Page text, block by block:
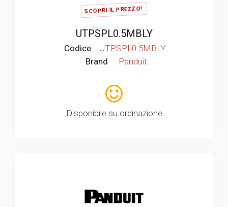
SCOPRI IL PREZZO!
UTPSPL0.5MBLY
Codice
UTPSPL0.5MBLY
Brand
Panduit
Disponibile su ordinazione